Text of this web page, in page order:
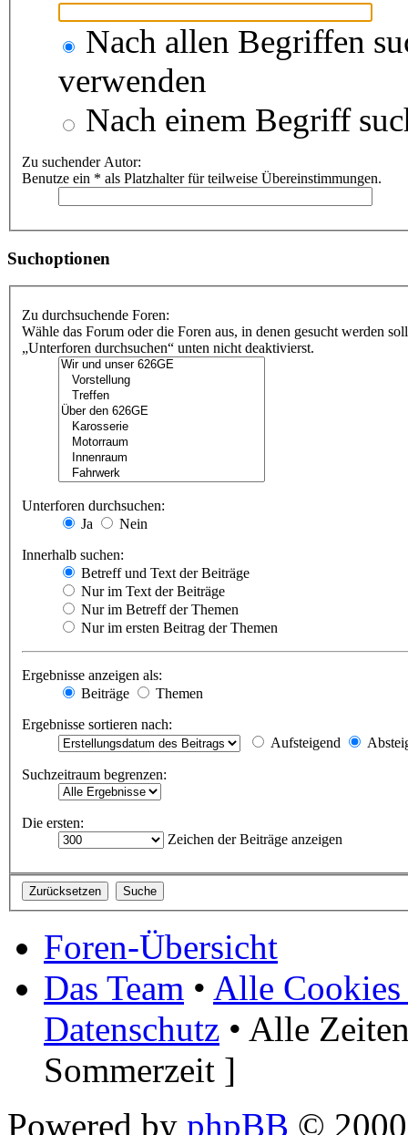
Nach allen Begriffen
verwenden
Nach einem Begriff
Zu suchender Autor:
Benutze ein * als Platzhalter für teilweise Übereinstimmungen.
Suchoptionen
Zu durchsuchende Foren:
Wähle das Forum oder die Foren aus, in denen gesucht werden
„Unterforen durchsuchen“ unten nicht deaktivierst.
Unterforen durchsuchen:
Ja
Nein
Innerhalb suchen:
Betreff und Text der Beiträge
Nur im Text der Beiträge
Nur im Betreff der Themen
Nur im ersten Beitrag der Themen
Ergebnisse anzeigen als:
Beiträge
Themen
Ergebnisse sortieren nach:
Aufsteigend
Suchzeitraum begrenzen:
Die ersten:
Zeichen der Beiträge anzeigen
Foren-Übersicht
Das Team • Alle Cookies
Datenschutz • Alle
Sommerzeit ]
Powered by phpBB ©